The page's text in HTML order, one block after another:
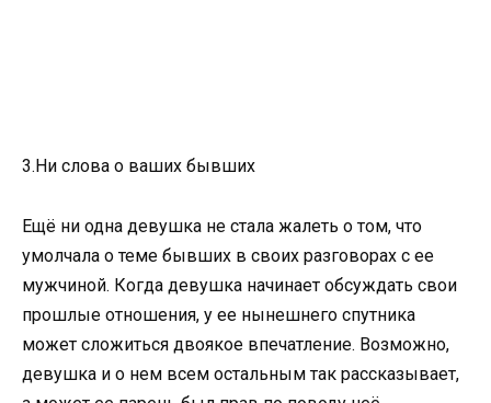
3.Ни слова о ваших бывших
Ещё ни одна девушка не стала жалеть о том, что
умолчала о теме бывших в своих разговорах с ее
мужчиной. Когда девушка начинает обсуждать свои
прошлые отношения, у ее нынешнего спутника
может сложиться двоякое впечатление. Возможно,
девушка и о нем всем остальным так рассказывает,